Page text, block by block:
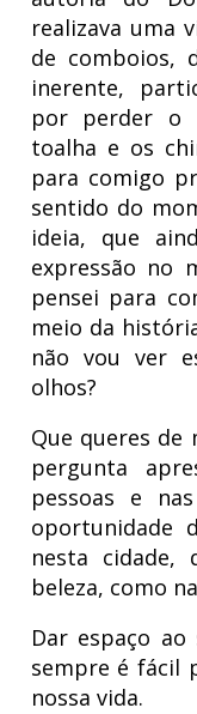
realizava uma
de comboios,
inerente,
por perder o
toalha e os
para comigo
sentido do
ideia, que
expressão no
pensei para
meio da
não vou ver
olhos?
Que queres de
pergunta
pessoas e
oportunidade
nesta
beleza, como
Dar espaço
sempre é fácil
nossa vida.